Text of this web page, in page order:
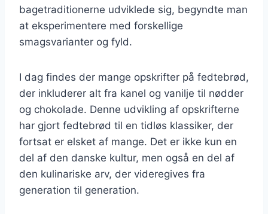
bagetraditionerne udviklede sig, begyndte man
at eksperimentere med forskellige
smagsvarianter og fyld.
I dag findes der mange opskrifter på fedtebrød,
der inkluderer alt fra kanel og vanilje til nødder
og chokolade. Denne udvikling af opskrifterne
har gjort fedtebrød til en tidløs klassiker, der
fortsat er elsket af mange. Det er ikke kun en
del af den danske kultur, men også en del af
den kulinariske arv, der videregives fra
generation til generation.